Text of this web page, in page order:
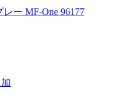
ー MF-One 96177